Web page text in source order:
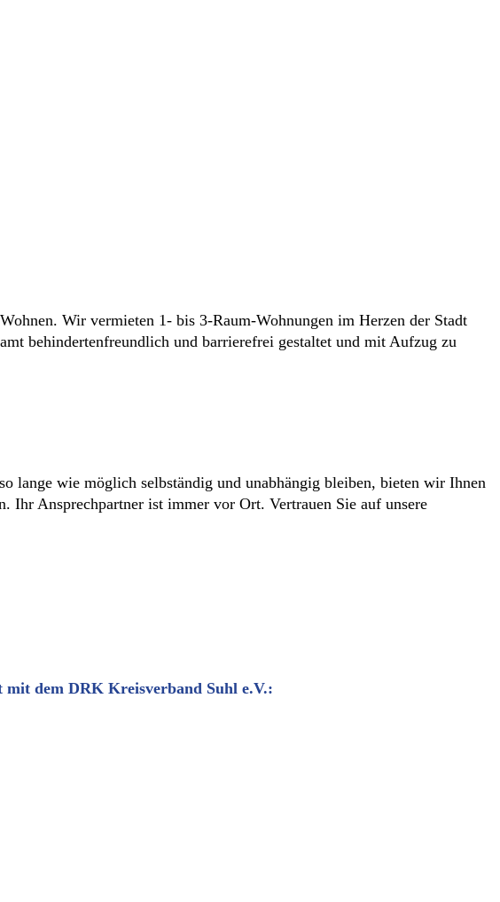
Wir vermieten 1- bis 3-Raum-Wohnungen im Herzen der Stadt
behindertenfreundlich und barrierefrei gestaltet und mit Aufzug zu
lange wie möglich selbständig und unabhängig bleiben, bieten wir Ihnen
Ihr Ansprechpartner ist immer vor Ort. Vertrauen Sie auf unsere
mit dem DRK Kreisverband Suhl e.V.: